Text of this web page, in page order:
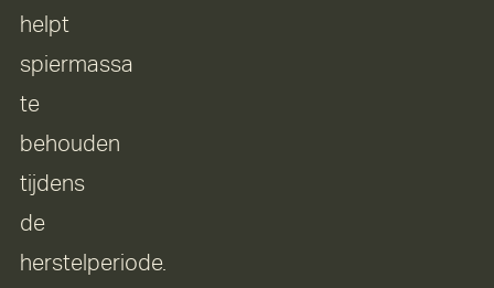
helpt
spiermassa
te
behouden
tijdens
de
herstelperiode.